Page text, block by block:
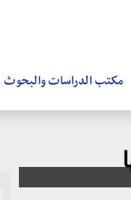
مكتب الدراسات والبحوث